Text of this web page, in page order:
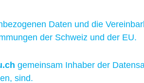
Daten und die
der Schweiz und der EU.
gemeinsam Inhaber der
sind.